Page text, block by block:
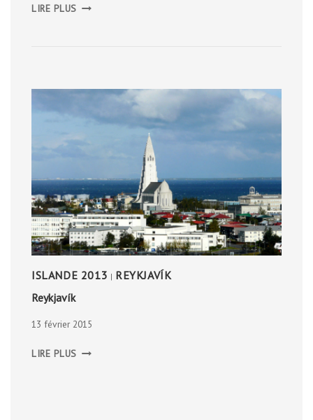
LIRE PLUS
ISLANDE 2013 | REYKJAVÍK
Reykjavík
13 février 2015
LIRE PLUS